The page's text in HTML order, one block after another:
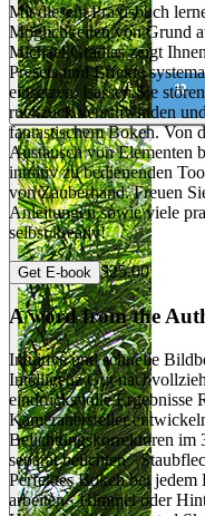
Mit diesem Praxisbuch
Möglichkeiten von Grund
Michael Gradias zeigt
Presets und Effekte
einsetzen. Lassen Sie
ruckzuck verschwinden
fantastischem Bokeh. Von
Austausch von Elementen
intuitiv zu bedienenden
von Zauberhand. Freuen
Anleitungen sowie viele
selbst kreativ!
Get E-book $25.00
A word from the
Intuitive und schnelle
Intelligenz Gut
eindrucksvolle Ergebnisse
Kamerahersteller
Belichtungskorrekturen im
separat belichten ·
Perfektes Bokeh bei
arbeiten · Himmel oder